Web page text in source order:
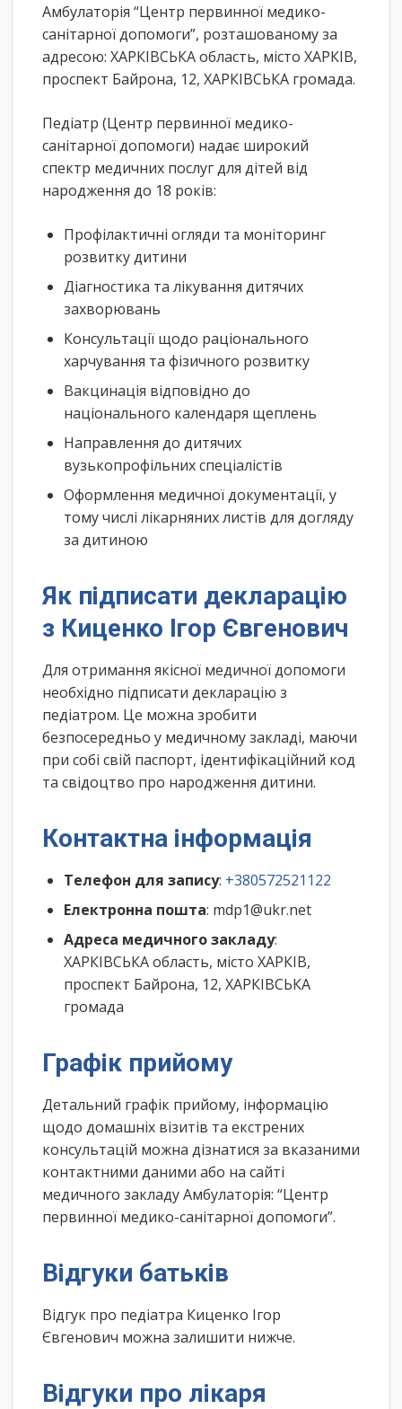
Амбулаторія “Центр первинної медико-
санітарної допомоги”, розташованому за
адресою: ХАРКІВСЬКА область, місто ХАРКІВ,
проспект Байрона, 12, ХАРКІВСЬКА громада.
Педіатр (Центр первинної медико-
санітарної допомоги) надає широкий
спектр медичних послуг для дітей від
народження до 18 років:
Профілактичні огляди та моніторинг
розвитку дитини
Діагностика та лікування дитячих
захворювань
Консультації щодо раціонального
харчування та фізичного розвитку
Вакцинація відповідно до
національного календаря щеплень
Направлення до дитячих
вузькопрофільних спеціалістів
Оформлення медичної документації, у
тому числі лікарняних листів для догляду
за дитиною
Як підписати декларацію
з Киценко Ігор Євгенович
Для отримання якісної медичної допомоги
необхідно підписати декларацію з
педіатром. Це можна зробити
безпосередньо у медичному закладі, маючи
при собі свій паспорт, ідентифікаційний код
та свідоцтво про народження дитини.
Контактна інформація
Телефон для запису: +380572521122
Електронна пошта: mdp1@ukr.net
Адреса медичного закладу:
ХАРКІВСЬКА область, місто ХАРКІВ,
проспект Байрона, 12, ХАРКІВСЬКА
громада
Графік прийому
Детальний графік прийому, інформацію
щодо домашніх візитів та екстрених
консультацій можна дізнатися за вказаними
контактними даними або на сайті
медичного закладу Амбулаторія: “Центр
первинної медико-санітарної допомоги”.
Відгуки батьків
Відгук про педіатра Киценко Ігор
Євгенович можна залишити нижче.
Відгуки про лікаря